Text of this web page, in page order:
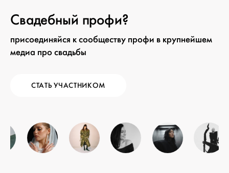
Свадебный профи?
присоединяйся к сообществу профи в крупнейшем
медиа про свадьбы
СТАТЬ УЧАСТНИКОМ